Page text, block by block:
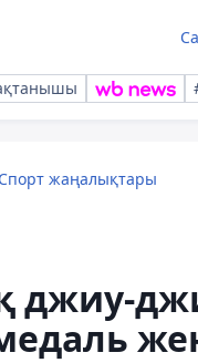
Спорт жаңалықтары
джиу-